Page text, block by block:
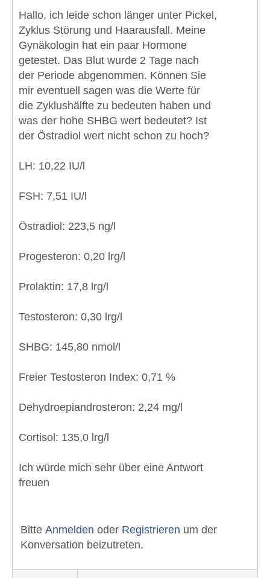
Hallo, ich leide schon länger unter Pickel,
Zyklus Störung und Haarausfall. Meine
Gynäkologin hat ein paar Hormone
getestet. Das Blut wurde 2 Tage nach
der Periode abgenommen. Können Sie
mir eventuell sagen was die Werte für
die Zyklushälfte zu bedeuten haben und
was der hohe SHBG wert bedeutet? Ist
der Östradiol wert nicht schon zu hoch?
LH: 10,22 IU/l
FSH: 7,51 IU/l
Östradiol: 223,5 ng/l
Progesteron: 0,20 lrg/l
Prolaktin: 17,8 lrg/l
Testosteron: 0,30 lrg/l
SHBG: 145,80 nmol/l
Freier Testosteron Index: 0,71 %
Dehydroepiandrosteron: 2,24 mg/l
Cortisol: 135,0 lrg/l
Ich würde mich sehr über eine Antwort
freuen
Bitte Anmelden oder Registrieren um der
Konversation beizutreten.